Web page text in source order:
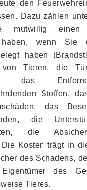
den
Dazu zählen
mutwillig einen
haben, wenn Sie
haben
von Tieren, die
das
Stoffen,
das
die
die
Die Kosten trägt in
des Schadens,
des
Tieres.